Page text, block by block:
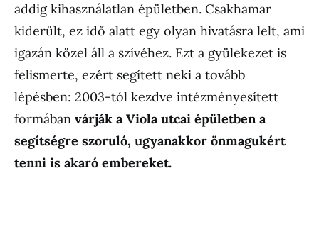
addig kihasználatlan épületben. Csakhamar
kiderült, ez idő alatt egy olyan hivatásra lelt, ami
igazán közel áll a szívéhez. Ezt a gyülekezet is
felismerte, ezért segített neki a tovább
lépésben: 2003-tól kezdve intézményesített
formában várják a Viola utcai épületben a
segítségre szoruló, ugyanakkor önmagukért
tenni is akaró embereket.